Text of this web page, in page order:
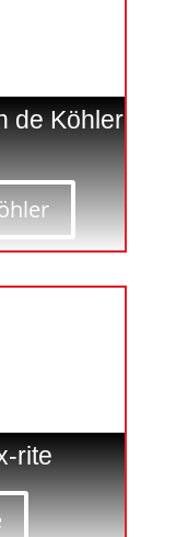
de Köhler
rite